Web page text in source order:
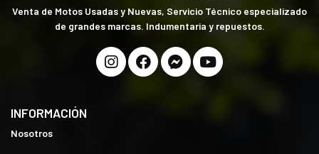
Venta de Motos Usadas y Nuevas, Servicio Técnico especializado
de grandes marcas. Indumentaria y repuestos.
INFORMACIÓN
Nosotros